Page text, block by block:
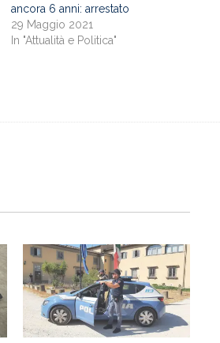
ancora 6 anni: arrestato
29 Maggio 2021
In "Attualità e Politica"